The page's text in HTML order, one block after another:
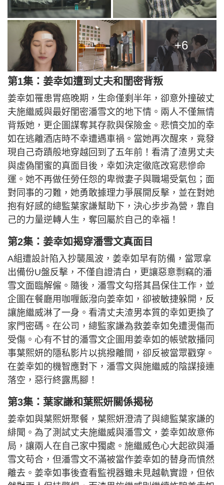
+6
第1集：姜幸如遭到丈夫和閨密背叛
姜幸如罹患胃癌晚期，生命僅剩半年，卻意外撞破丈
夫施繼威與最好閨密潘雪文的地下情。兩人不僅無情
背叛她，更企圖謀奪其存款與保險金。悲憤交加的幸
如在逃離酒店時不幸遭遇車禍。當她再次醒來，竟發
現自己奇蹟般地穿越回到了五年前！看清了渣男丈夫
與虛偽閨蜜的真面目後，幸如決定徹底改寫悲慘命
運。她不再做任勞任怨的卑微妻子與職場受氣包；面
對同事的刁難，她勇敢據理力爭展開反擊，並在對她
抱有好感的總監葉家謙幫助下，決心步步為營，靠自
己的力量逆轉人生，奪回屬於自己的幸福！
第2集：姜幸如揭穿潘雪文真面目
A組遭設計陷入抄襲風波，姜幸如早有防備，當眾拿
出備份U盤反擊，不僅自證清白，更讓惡意剽竊的潘
雪文面臨解僱。隨後，潘雪文勾搭其昌保住工作，並
企圖在餐廳用咖喱飯潑向姜幸如，卻被敏捷躲開，反
讓施繼威淋了一身。看清丈夫渣男本質的幸如更換了
家門密碼。在公司，總監家謙為救姜幸如免遭燙傷而
受傷。心有不甘的潘雪文企圖用姜幸如的帳號散播同
事葉熙妍的隱私影片以挑撥離間，卻反被當眾戳穿。
在姜幸如的機智應對下，潘雪文與施繼威的陰謀接連
落空，惡行終露馬腳！
第3集：葉家謙和葉熙妍關係揭秘
姜幸如與葉熙妍聚餐，葉熙妍澄清了與總監葉家謙的
緋聞。為了測試丈夫施繼威與潘雪文，姜幸如故意佈
局，讓兩人在自己家中獨處。施繼威色心大起欲與潘
雪文苟合，但潘雪文不滿被當作姜幸如的替身而憤然
離去。姜幸如事後查看監視器雖未見越軌實證，但依